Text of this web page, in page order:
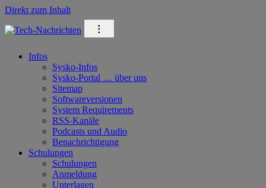
Direkt zum Inhalt
⁝
Infos
Sysko-Infos
Sysko-Portal … über uns
Sitemap
Softwareversionen
System Requirements
RSS-Kanäle
Podcasts und Audio
Benachrichtigung
Schulungen
Schulungen
Anmeldung
Unterlagen